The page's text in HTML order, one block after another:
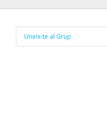
Uneix-te al Grup